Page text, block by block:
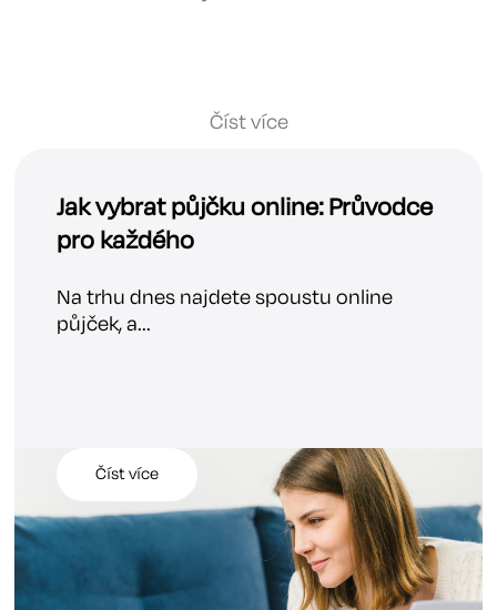
Číst více
Jak vybrat půjčku online: Průvodce
pro každého
Na trhu dnes najdete spoustu online
půjček, a...
Číst více